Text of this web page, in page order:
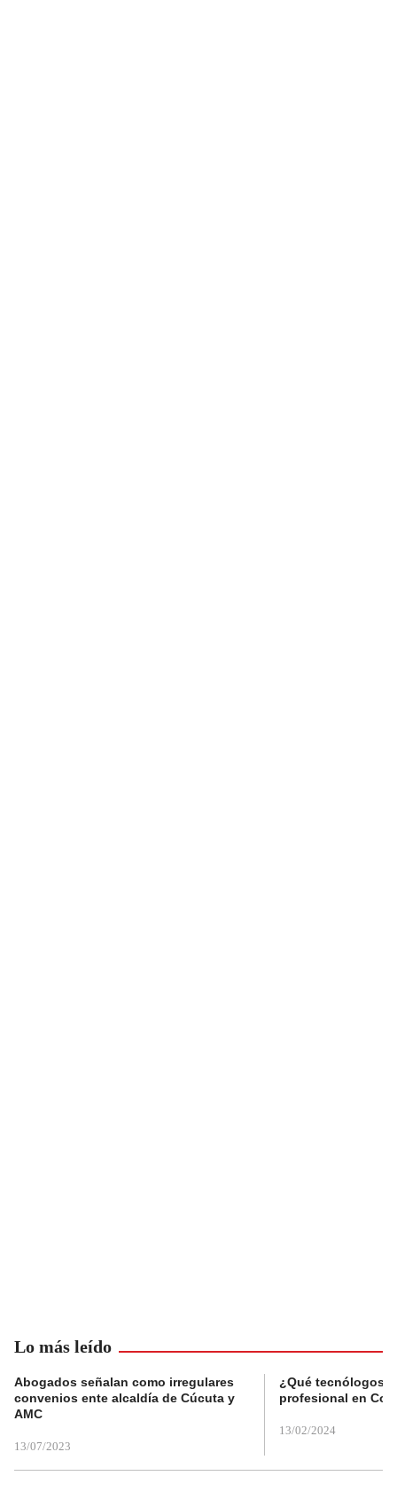
Lo más leído
Abogados señalan como irregulares
convenios ente alcaldía de Cúcuta y
AMC
13/07/2023
¿Qué tecnólogos
profesional en
13/02/2024